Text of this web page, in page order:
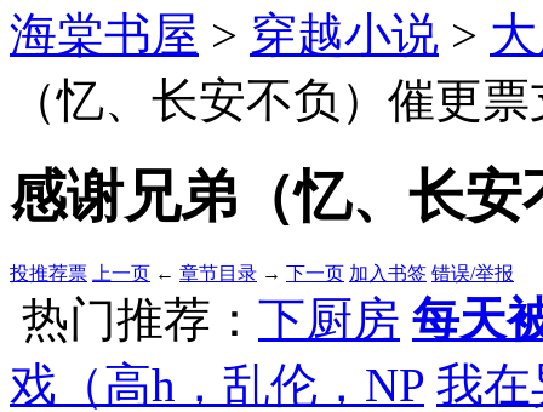
海棠书屋 > 穿越小说 >
（忆、长安不负）催更
感谢兄弟（忆、长
投推荐票 上一页 ← 章节目录 → 下一页 加入书签 错误/举报
热门推荐： 下厨房 每天
戏（高h，乱伦，NP 我在